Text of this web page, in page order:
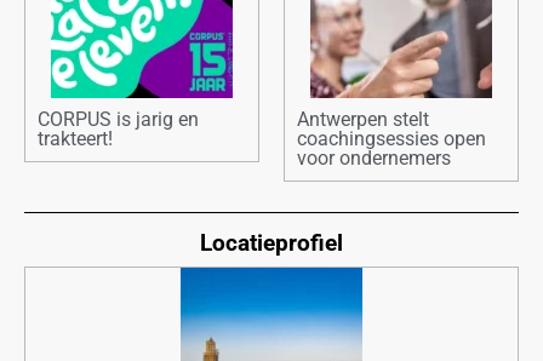
CORPUS is jarig en
trakteert!
Antwerpen stelt
coachingsessies open
voor ondernemers
Locatieprofiel